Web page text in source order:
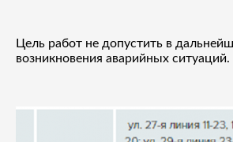
Цель работ не допустить в
возникновения аварийных ситуаций.